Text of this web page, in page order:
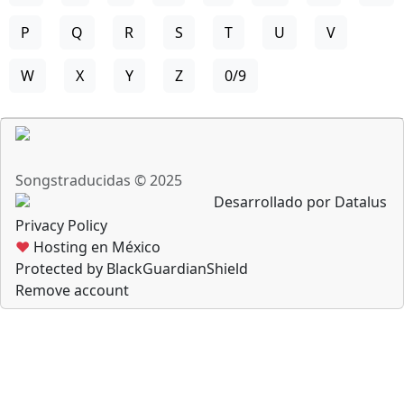
P Q R S T U V
W X Y Z 0/9
Songstraducidas © 2025
Desarrollado por Datalus
Privacy Policy
♥ Hosting en México
Protected by BlackGuardianShield
Remove account